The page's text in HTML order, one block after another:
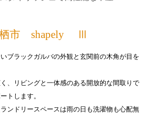
市 shapely Ⅲ
ブラックガルバの外観と玄関前の木角が目を
、リビングと一体感のある開放的な間取りで
トします。
ンドリースペースは雨の日も洗濯物も心配無